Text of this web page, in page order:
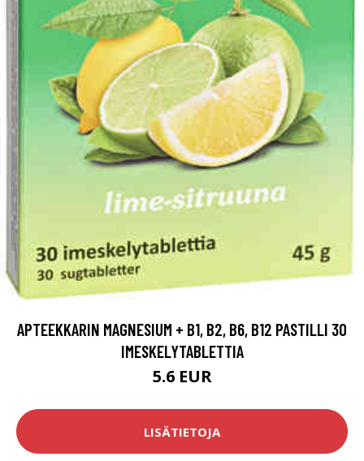
APTEEKKARIN MAGNESIUM + B1, B2, B6, B12 PASTILLI 30
IMESKELYTABLETTIA
5.6 EUR
LISÄTIETOJA